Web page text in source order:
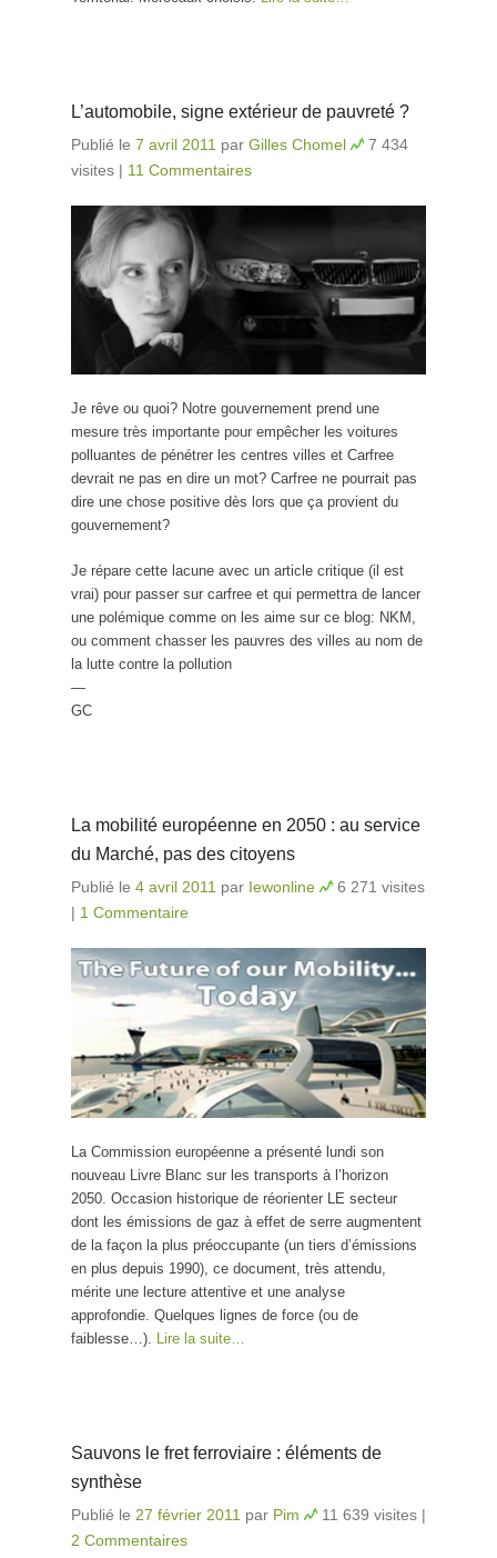
L’automobile, signe extérieur de pauvreté ?
Publié le 7 avril 2011 par Gilles Chomel
7 434
visites | 11 Commentaires
Je rêve ou quoi? Notre gouvernement prend une
mesure très importante pour empêcher les voitures
polluantes de pénétrer les centres villes et Carfree
devrait ne pas en dire un mot? Carfree ne pourrait pas
dire une chose positive dès lors que ça provient du
gouvernement?
Je répare cette lacune avec un article critique (il est
vrai) pour passer sur carfree et qui permettra de lancer
une polémique comme on les aime sur ce blog: NKM,
ou comment chasser les pauvres des villes au nom de
la lutte contre la pollution
—
GC
La mobilité européenne en 2050 : au service
du Marché, pas des citoyens
Publié le 4 avril 2011 par Iewonline
6 271 visites
| 1 Commentaire
La Commission européenne a présenté lundi son
nouveau Livre Blanc sur les transports à l’horizon
2050. Occasion historique de réorienter LE secteur
dont les émissions de gaz à effet de serre augmentent
de la façon la plus préoccupante (un tiers d’émissions
en plus depuis 1990), ce document, très attendu,
mérite une lecture attentive et une analyse
approfondie. Quelques lignes de force (ou de
faiblesse…).
Lire la suite…
Sauvons le fret ferroviaire : éléments de
synthèse
Publié le 27 février 2011 par Pim 11 639 visites |
2 Commentaires